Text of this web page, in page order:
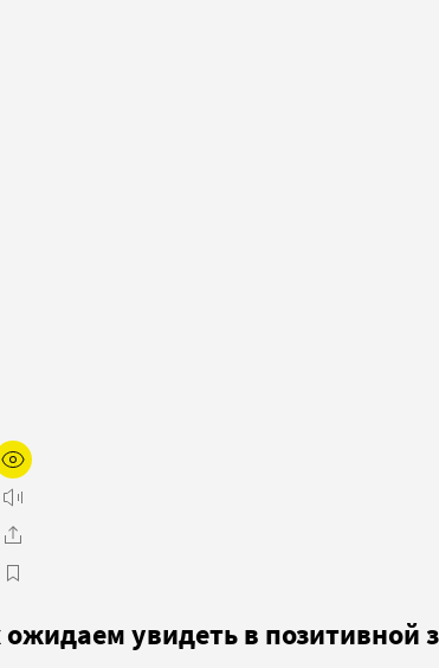
увидеть в позитивной